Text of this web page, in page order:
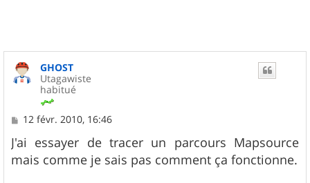
GHOST
Utagawiste
habitué
M
s
s
a
12 févr. 2010, 16:46
J'ai essayer de tracer un parcours Mapsource
mais comme je sais pas comment ça fonctionne.